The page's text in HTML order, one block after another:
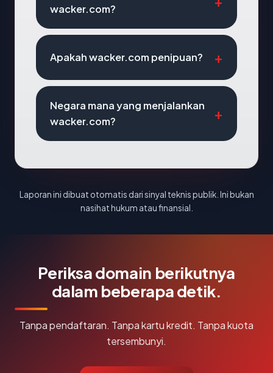
wacker.com?
Apakah wacker.com penipuan?
Negara mana yang menjalankan
wacker.com?
Laporan ini dibuat otomatis dari sinyal teknis publik. Ini bukan
nasihat hukum atau finansial.
Periksa domain berikutnya
dalam beberapa detik.
Tanpa pendaftaran. Tanpa kartu kredit. Tanpa kuota
tersembunyi.